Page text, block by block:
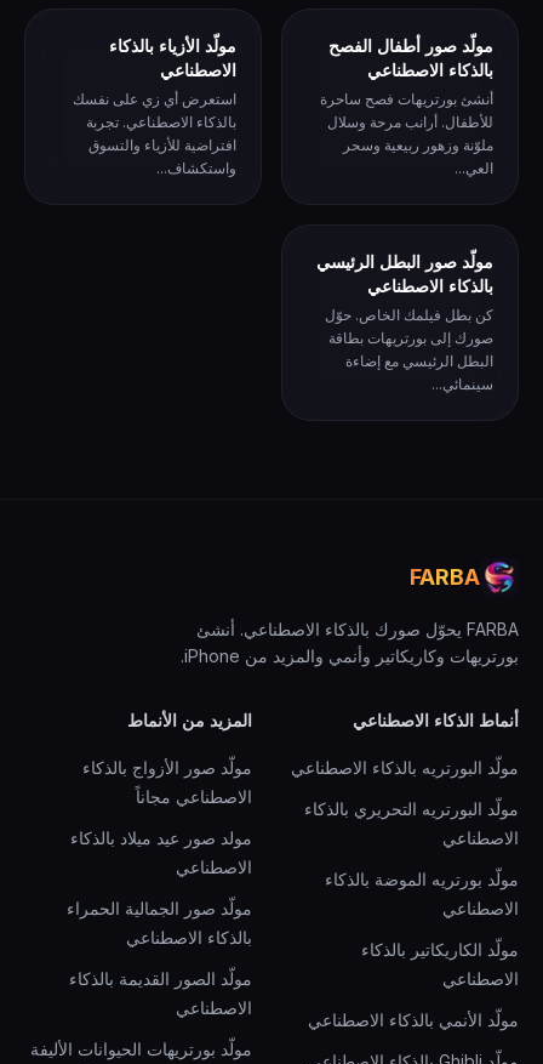
مولّد صور أطفال الفصح
بالذكاء الاصطناعي
أنشئ بورتريهات فصح ساحرة
للأطفال. أرانب مرحة وسلال
ملوّنة وزهور ربيعية وسحر
العي...
مولّد الأزياء بالذكاء
الاصطناعي
استعرض أي زي على نفسك
بالذكاء الاصطناعي. تجربة
افتراضية للأزياء والتسوق
واستكشاف...
مولّد صور البطل الرئيسي
بالذكاء الاصطناعي
كن بطل فيلمك الخاص. حوّل
صورك إلى بورتريهات بطاقة
البطل الرئيسي مع إضاءة
سينمائي...
FARBA
FARBA يحوّل صورك بالذكاء الاصطناعي. أنشئ
بورتريهات وكاريكاتير وأنمي والمزيد من iPhone.
أنماط الذكاء الاصطناعي
مولّد البورتريه بالذكاء الاصطناعي
مولّد البورتريه التحريري بالذكاء
الاصطناعي
مولّد بورتريه الموضة بالذكاء
الاصطناعي
مولّد الكاريكاتير بالذكاء
الاصطناعي
مولّد الأنمي بالذكاء الاصطناعي
المزيد من الأنماط
مولّد صور الأزواج بالذكاء
الاصطناعي مجاناً
مولد صور عيد ميلاد بالذكاء
الاصطناعي
مولّد صور الجمالية الحمراء
بالذكاء الاصطناعي
مولّد الصور القديمة بالذكاء
الاصطناعي
مولّد بورتريهات الحيوانات الأليفة